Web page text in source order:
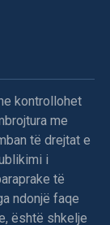
kokë është
vra Jeton
Pantinë të
kontrollohet
me
të drejtat e
i
të
ndonjë faqe
është shkelje